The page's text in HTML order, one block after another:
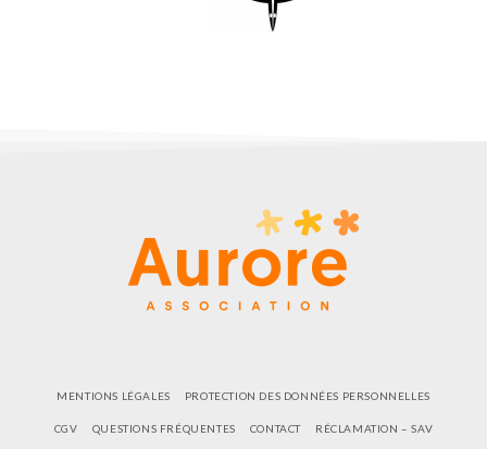
MENTIONS LÉGALES PROTECTION DES DONNÉES PERSONNELLES
CGV QUESTIONS FRÉQUENTES CONTACT RÉCLAMATION – SAV